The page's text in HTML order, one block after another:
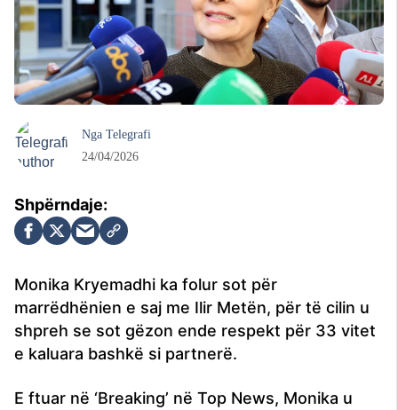
Monika Kryemadhi ka folur sot për
marrëdhënien e saj me Ilir Metën, për të cilin u
shpreh se sot gëzon ende respekt për 33 vitet
e kaluara bashkë si partnerë.
E ftuar në ‘Breaking’ në Top News, Monika u
Nga Telegrafi
24/04/2026